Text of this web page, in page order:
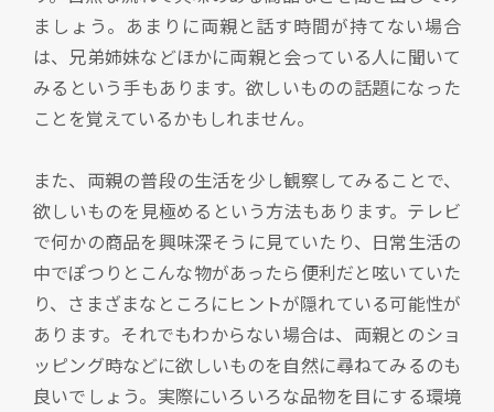
ましょう。あまりに両親と話す時間が持てない場合
は、兄弟姉妹などほかに両親と会っている人に聞いて
みるという手もあります。欲しいものの話題になった
ことを覚えているかもしれません。
また、両親の普段の生活を少し観察してみることで、
欲しいものを見極めるという方法もあります。テレビ
で何かの商品を興味深そうに見ていたり、日常生活の
中でぽつりとこんな物があったら便利だと呟いていた
り、さまざまなところにヒントが隠れている可能性が
あります。それでもわからない場合は、両親とのショ
ッピング時などに欲しいものを自然に尋ねてみるのも
良いでしょう。実際にいろいろな品物を目にする環境